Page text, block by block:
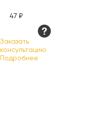
47 ₽
Заказать
консультацию
Подробнее